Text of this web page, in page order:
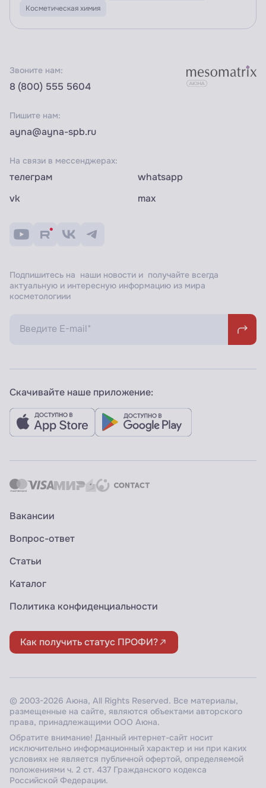
Косметическая химия
Звоните нам:
8 (800) 555 5604
Пишите нам:
ayna@ayna-spb.ru
На связи в мессенджерах:
телеграм
whatsapp
vk
max
Подпишитесь на наши новости и получайте всегда
актуальную и интересную информацию из мира
косметологиии
Скачивайте наше приложение:
Вакансии
Вопрос-ответ
Статьи
Каталог
Политика конфиденциальности
Как получить статус ПРОФИ?
© 2003-2026 Аюна, All Rights Reserved. Все материалы,
размещенные на сайте, являются объектами авторского
права, принадлежащими ООО Аюна.
Обратите внимание! Данный интернет-сайт носит
исключительно информационный характер и ни при каких
условиях не является публичной офертой, определяемой
положениями ч. 2 ст. 437 Гражданского кодекса
Российской Федерации.